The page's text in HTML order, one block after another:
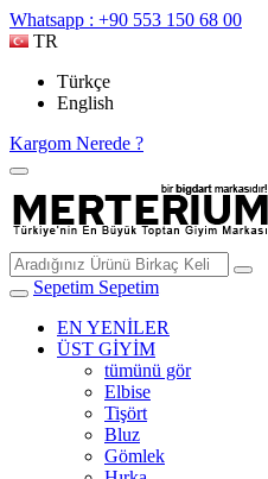
Whatsapp : +90 553 150 68 00
TR
Türkçe
English
Kargom Nerede ?
Sepetim Sepetim
EN YENİLER
ÜST GİYİM
tümünü gör
Elbise
Tişört
Bluz
Gömlek